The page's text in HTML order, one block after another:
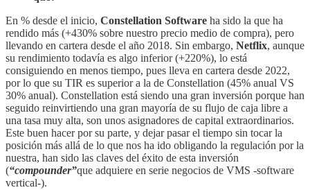
En % desde el inicio, Constellation Software ha sido la que ha
rendido más (+430% sobre nuestro precio medio de compra), pero
llevando en cartera desde el año 2018. Sin embargo, Netflix, aunque
su rendimiento todavía es algo inferior (+220%), lo está
consiguiendo en menos tiempo, pues lleva en cartera desde 2022,
por lo que su TIR es superior a la de Constellation (45% anual VS
30% anual). Constellation está siendo una gran inversión porque han
seguido reinvirtiendo una gran mayoría de su flujo de caja libre a
una tasa muy alta, son unos asignadores de capital extraordinarios.
Este buen hacer por su parte, y dejar pasar el tiempo sin tocar la
posición más allá de lo que nos ha ido obligando la regulación por la
nuestra, han sido las claves del éxito de esta inversión
(“compounder”que adquiere en serie negocios de VMS -software
vertical-).